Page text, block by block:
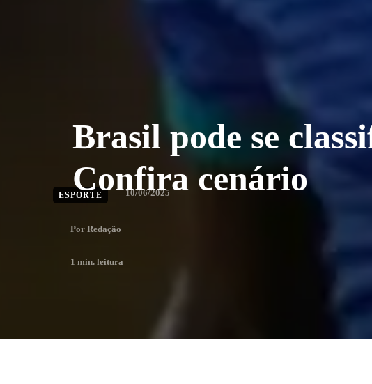
Brasil pode se
Confira cenário
ESPORTE 10/06/2025
Por Redação
1 min. leitura